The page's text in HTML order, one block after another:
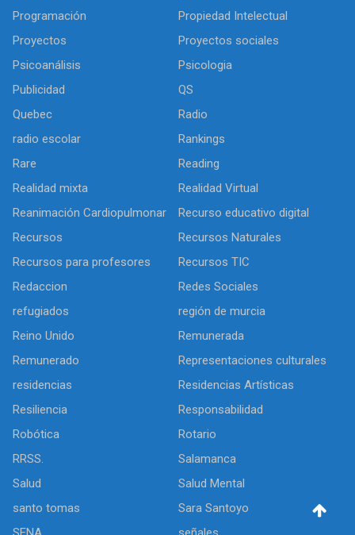
Programación
Propiedad Intelectual
Proyectos
Proyectos sociales
Psicoanálisis
Psicologia
Publicidad
QS
Quebec
Radio
radio escolar
Rankings
Rare
Reading
Realidad mixta
Realidad Virtual
Reanimación Cardiopulmonar
Recurso educativo digital
Recursos
Recursos Naturales
Recursos para profesores
Recursos TIC
Redaccion
Redes Sociales
refugiados
región de murcia
Reino Unido
Remunerada
Remunerado
Representaciones culturales
residencias
Residencias Artísticas
Resiliencia
Responsabilidad
Robótica
Rotario
RRSS.
Salamanca
Salud
Salud Mental
santo tomas
Sara Santoyo